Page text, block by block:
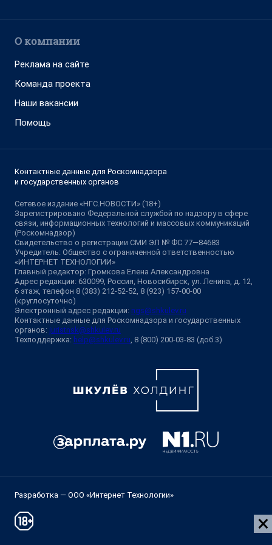
О компании
Реклама на сайте
Команда проекта
Наши вакансии
Помощь
Контактные данные для Роскомнадзора
и государственных органов
Сетевое издание «НГС.НОВОСТИ» (18+)
Зарегистрировано Федеральной службой по надзору в сфере
связи, информационных технологий и массовых коммуникаций
(Роскомнадзор)
Свидетельство о регистрации СМИ ЭЛ № ФС 77—84683
Учредитель: Общество с ограниченной ответственностью
«ИНТЕРНЕТ ТЕХНОЛОГИИ»
Главный редактор: Громкова Елена Александровна
Адрес редакции: 630099, Россия, Новосибирск, ул. Ленина, д. 12,
6 этаж, телефон 8 (383) 212-52-52, 8 (923) 157-00-00
(круглосуточно)
Электронный адрес редакции: ngs@shkulev.ru
Контактные данные для Роскомнадзора и государственных
органов: juristnsk@shkulev.ru
Техподдержка: help@shkulev.ru , 8 (800) 200-03-83 (доб.3)
Разработка — ООО «Интернет Технологии»